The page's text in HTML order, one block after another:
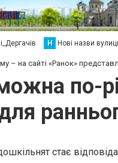
Н Нові назви
– на сайті «Ранок»
по-
стає